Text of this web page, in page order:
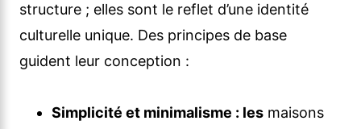
structure ; elles sont le reflet d’une identité
culturelle unique. Des principes de base
guident leur conception :
Simplicité et minimalisme : les maisons